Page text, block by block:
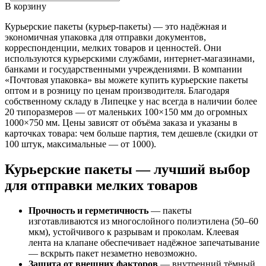
В корзину
Курьерские пакеты (курьер-пакеты) — это надёжная и
экономичная упаковка для отправки документов,
корреспонденции, мелких товаров и ценностей. Они
используются курьерскими службами, интернет-магазинами,
банками и государственными учреждениями. В компании
«Почтовая упаковка» вы можете купить курьерские пакеты
оптом и в розницу по ценам производителя. Благодаря
собственному складу в Липецке у нас всегда в наличии более
20 типоразмеров — от маленьких 100×150 мм до огромных
1000×750 мм. Цены зависят от объёма заказа и указаны в
карточках товара: чем больше партия, тем дешевле (скидки от
100 штук, максимальные — от 1000).
Курьерские пакеты — лучший выбор
для отправки мелких товаров
Прочность и герметичность — пакеты
изготавливаются из многослойного полиэтилена (50–60
мкм), устойчивого к разрывам и проколам. Клеевая
лента на клапане обеспечивает надёжное запечатывание
— вскрыть пакет незаметно невозможно.
Защита от внешних факторов — внутренний тёмный